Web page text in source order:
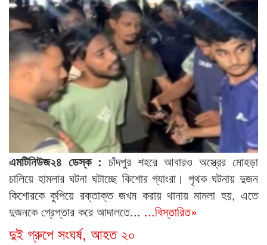
এমটিনিউজ২৪ ডেস্ক : চাঁদপুর শহরে আবারও অস্ত্রের মোহড়া
চালিয়ে হামলার ঘটনা ঘটাচ্ছে কিশোর গ্যাংরা। পৃথক ঘটনায় দুজন
কিশোরকে কুপিয়ে রক্তাক্ত জখম করায় থানায় মামলা হয়, এতে
দুজনকে গ্রেপ্তার করে আদালতে... ...বিস্তারিত»
দুই গ্রুপে সংঘর্ষ, আহত ২০